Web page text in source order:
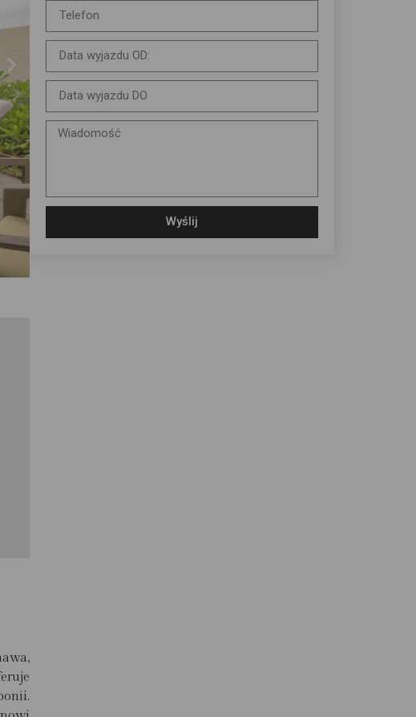
Wyślij